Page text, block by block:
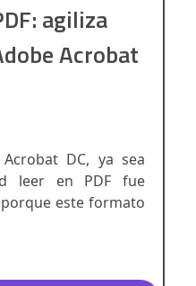
agiliza
Acrobat
DC, ya sea
leer en PDF fue
este formato